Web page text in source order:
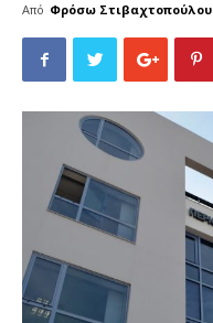
Από Φρόσω Στιβαχτοπούλου